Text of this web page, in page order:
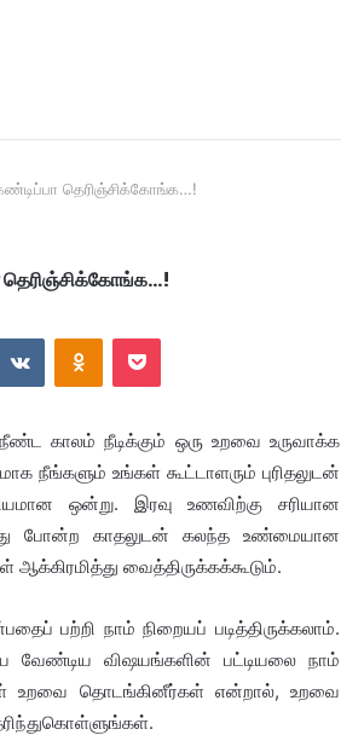
தெரிஞ்சிக்கோங்க…!
VKontakteOdnoklassniki
Pocket
காலம் நீடிக்கும் ஒரு உறவை உருவாக்க
நீங்களும் உங்கள் கூட்டாளரும் புரிதலுடன்
ஒன்று. இரவு உணவிற்கு சரியான
போன்ற காதலுடன் கலந்த உண்மையான
வைத்திருக்கக்கூடும்.
பற்றி நாம் நிறையப் படித்திருக்கலாம்.
வேண்டிய விஷயங்களின் பட்டியலை நாம்
உறவை தொடங்கினீர்கள் என்றால், உறவை